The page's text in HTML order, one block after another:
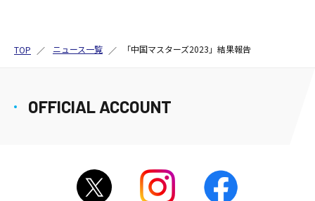
TOP ニュース一覧 「中国マスターズ2023」結果報告
OFFICIAL ACCOUNT